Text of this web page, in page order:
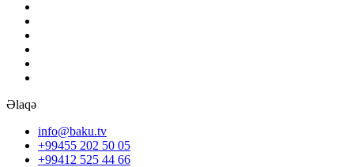
Əlaqə
info@baku.tv
+99455 202 50 05
+99412 525 44 66